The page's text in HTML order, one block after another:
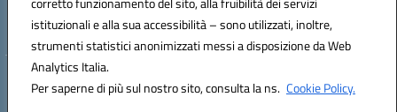
istituzionali e alla sua accessibilità – sono utilizzati, inoltre,
strumenti statistici anonimizzati messi a disposizione da Web
Analytics Italia.
Per saperne di più sul nostro sito, consulta la ns. Cookie Policy.
Codice unico di fatturazione (CUF): UFBE6V
Hosting & Powered by 3D Solution S.r.l.
Concept & Design by Designers Italia